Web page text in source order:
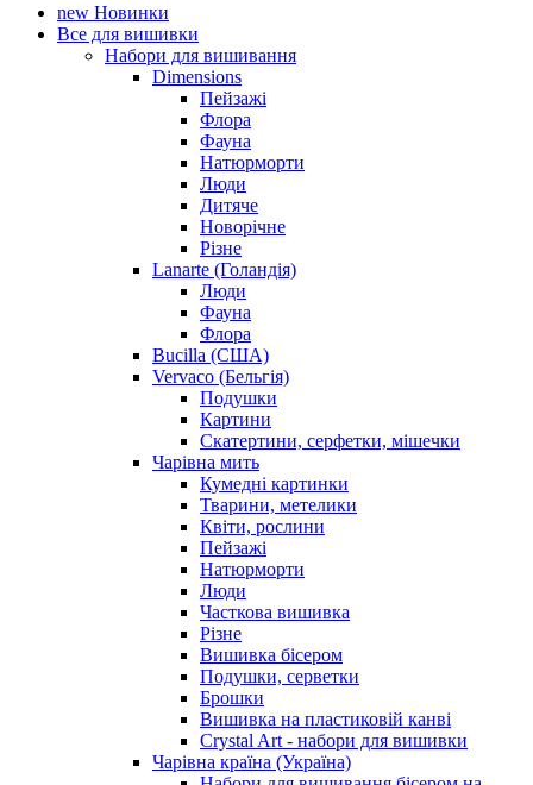
new Новинки
Все для вишивки
Набори для вишивання
Dimensions
Пейзажі
Флора
Фауна
Натюрморти
Люди
Дитяче
Новорічне
Різне
Lanarte (Голандія)
Люди
Фауна
Флора
Bucilla (США)
Vervaco (Бельгія)
Подушки
Картини
Скатертини, серфетки, мішечки
Чарiвна мить
Кумедні картинки
Тварини, метелики
Квіти, рослини
Пейзажі
Натюрморти
Люди
Часткова вишивка
Різне
Вишивка бісером
Подушки, серветки
Брошки
Вишивка на пластиковій канві
Crystal Art - набори для вишивки
Чарівна країна (Україна)